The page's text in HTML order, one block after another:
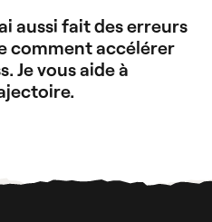
aussi fait des erreurs
comment accélérer
Je vous aide à